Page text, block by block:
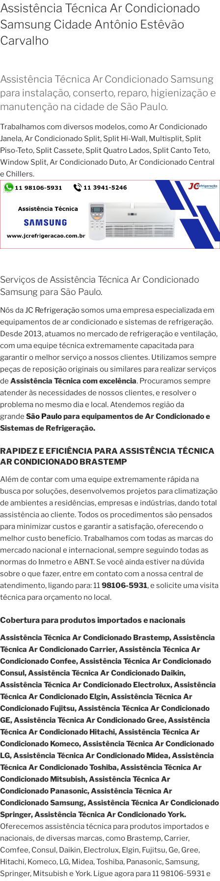
Assistência Técnica Ar Condicionado
Samsung Cidade Antônio Estêvão
Carvalho
Assistência Técnica Ar Condicionado Samsung
para instalação, conserto, reparo, higienização e
manutenção na cidade de São Paulo.
Trabalhamos com diversos modelos, como Ar Condicionado
Janela, Ar Condicionado Split, Split Hi-Wall, Multisplit, Split
Piso-Teto, Split Cassete, Split Quatro Lados, Split Canto Teto,
Window Split, Ar Condicionado Duto, Ar Condicionado Central
e Chillers.
Serviços de Assistência Técnica Ar Condicionado
Samsung para São Paulo.
Nós daJC Refrigeraçãosomos uma empresa especializada em
equipamentos de ar condicionado e sistemas de refrigeração.
Desde 2013, atuamos no mercado de refrigeração e ventilação,
com uma equipe técnica extremamente capacitada para
garantir o melhor serviço a nossos clientes. Utilizamos sempre
peças de reposição originais ou similares para realizar serviços
de Assistência Técnica com excelência. Procuramos sempre
atender às necessidades de nossos clientes, e resolver o
problema no mesmo dia e local. Atendemos região da
grande São Paulopara equipamentos de Ar Condicionado e
Sistemas de Refrigeração.
RAPIDEZ E EFICIÊNCIA PARA ASSISTÊNCIA TÉCNICA
AR CONDICIONADO BRASTEMP
Além de contar com uma equipe extremamente rápida na
busca por soluções, desenvolvemos projetos para climatização
de ambientes a residências, empresas e indústrias, dando total
assistência ao cliente. Todos os procedimentos são pensados
para minimizar custos e garantir a satisfação, oferecendo o
melhor custo benefício. Trabalhamos com todas as marcas do
mercado nacional e internacional, sempre seguindo todas as
normas do Inmetro e ABNT. Se você ainda estiver na dúvida
sobre o que fazer, entre em contato com a nossa central de
atendimento, ligando para: 1198106-5931, e solicite uma visita
técnica para orçamento no local.
Cobertura para produtos importados e nacionais
Assistência Técnica Ar Condicionado Brastemp, Assistência
Técnica Ar Condicionado Carrier, Assistência Técnica Ar
Condicionado Confee, Assistência Técnica Ar Condicionado
Consul, Assistência Técnica Ar Condicionado Daikin,
Assistência Técnica Ar Condicionado Electrolux, Assistência
Técnica Ar Condicionado Elgin, Assistência Técnica Ar
Condicionado Fujitsu, Assistência Técnica Ar Condicionado
GE, Assistência Técnica Ar Condicionado Gree, Assistência
Técnica Ar Condicionado Hitachi, Assistência Técnica Ar
Condicionado Komeco, Assistência Técnica Ar Condicionado
LG, Assistência Técnica Ar Condicionado Midea, Assistência
Técnica Ar Condicionado Toshiba, Assistência Técnica Ar
Condicionado Mitsubish, Assistência Técnica Ar
Condicionado Panasonic, Assistência Técnica Ar
Condicionado Samsung, Assistência Técnica Ar Condicionado
Springer, Assistência Técnica Ar Condicionado York.
Oferecemos assistência técnica para produtos importados e
nacionais, de diversas marcas, como Brastemp, Carrier,
Comfee, Consul, Daikin, Electrolux, Elgin, Fujitsu, Ge, Gree,
Hitachi, Komeco, LG, Midea, Toshiba, Panasonic, Samsung,
Springer, Mitsubish e York. Ligue agora para 11 98106-5931 e